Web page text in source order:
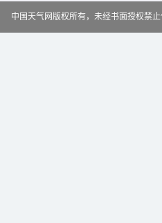
中国天气网版权所有，未经书面授权